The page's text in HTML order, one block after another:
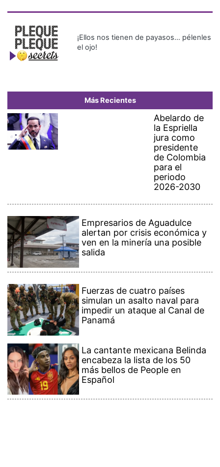
¡Ellos nos tienen de payasos… pélenles
el ojo!
Más Recientes
Abelardo de
la Espriella
jura como
presidente
de Colombia
para el
periodo
2026-2030
Empresarios de Aguadulce
alertan por crisis económica y
ven en la minería una posible
salida
Fuerzas de cuatro países
simulan un asalto naval para
impedir un ataque al Canal de
Panamá
La cantante mexicana Belinda
encabeza la lista de los 50
más bellos de People en
Español